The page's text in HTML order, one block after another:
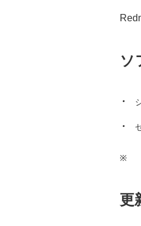
ソ
※
更